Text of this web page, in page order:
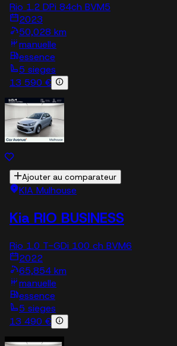
Rio 1.2 DPi 84ch BVM5
2023
50,028 km
manuelle
essence
5 sieges
13 590 €
Ajouter au comparateur
KIA Mulhouse
Kia RIO BUSINESS
Rio 1.0 T-GDi 100 ch BVM6
2022
65,854 km
manuelle
essence
5 sieges
13 490 €